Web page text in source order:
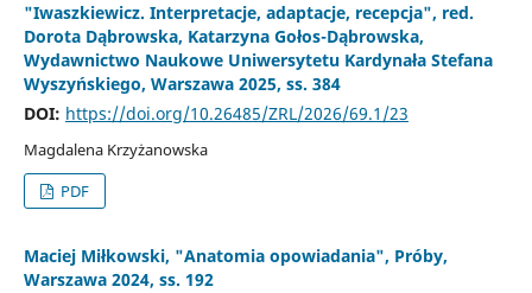
"Iwaszkiewicz. Interpretacje, adaptacje, recepcja", red.
Dorota Dąbrowska, Katarzyna Gołos-Dąbrowska,
Wydawnictwo Naukowe Uniwersytetu Kardynała Stefana
Wyszyńskiego, Warszawa 2025, ss. 384
DOI: https://doi.org/10.26485/ZRL/2026/69.1/23
Magdalena Krzyżanowska
PDF
Maciej Miłkowski, "Anatomia opowiadania", Próby,
Warszawa 2024, ss. 192